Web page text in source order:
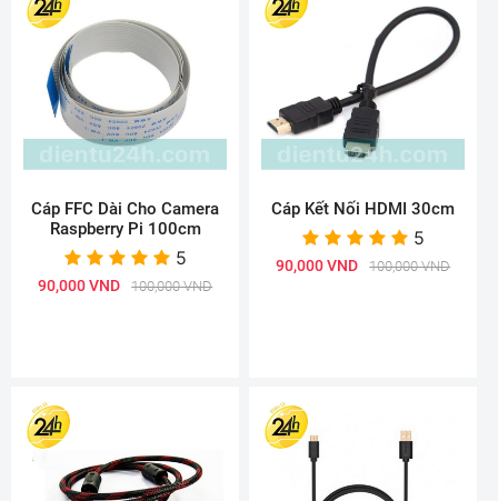
Cáp FFC Dài Cho Camera
Raspberry Pi 100cm
5
90,000 VND 100,000 VND
Cáp Kết Nối HDMI 30cm
5
90,000 VND 100,000 VND